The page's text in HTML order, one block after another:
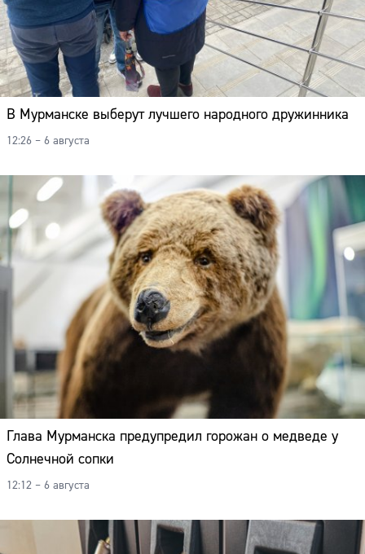
В Мурманске выберут лучшего народного дружинника
12:26 – 6 августа
Глава Мурманска предупредил горожан о медведе у
Солнечной сопки
12:12 – 6 августа